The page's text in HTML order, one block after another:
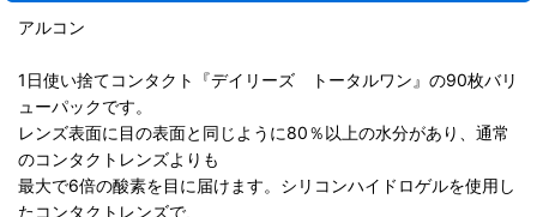
アルコン
1日使い捨てコンタクト『デイリーズ トータルワン』の90枚バリ
ューパックです。
レンズ表面に目の表面と同じように80％以上の水分があり、通常
のコンタクトレンズよりも
最大で6倍の酸素を目に届けます。シリコンハイドロゲルを使用し
たコンタクトレンズで、